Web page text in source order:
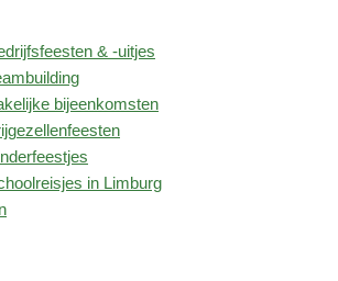
& -uitjes
bijeenkomsten
in Limburg